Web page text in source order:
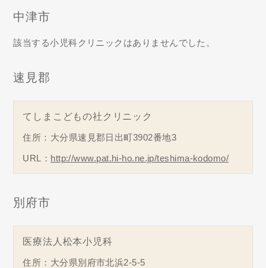
中津市
該当する小児科クリニックはありませんでした。
速見郡
てしまこどもの社クリニック
住所：大分県速見郡日出町3902番地3
URL： http://www.pat.hi-ho.ne.jp/teshima-kodomo/
別府市
医療法人松本小児科
住所：大分県別府市北浜2-5-5